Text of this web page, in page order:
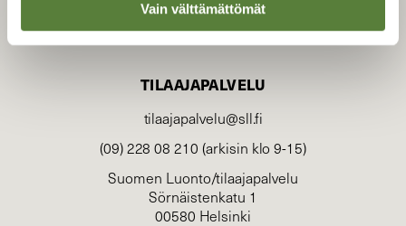
Vain välttämättömät
TILAAJAPALVELU
tilaajapalvelu@sll.fi
(09) 228 08 210 (arkisin klo 9-15)
Suomen Luonto/tilaajapalvelu
Sörnäistenkatu 1
00580 Helsinki